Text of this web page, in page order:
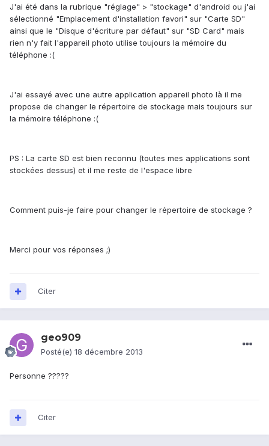
J'ai été dans la rubrique "réglage" > "stockage" d'android ou j'ai
sélectionné "Emplacement d'installation favori" sur "Carte SD"
ainsi que le "Disque d'écriture par défaut" sur "SD Card" mais
rien n'y fait l'appareil photo utilise toujours la mémoire du
téléphone :(
J'ai essayé avec une autre application appareil photo là il me
propose de changer le répertoire de stockage mais toujours sur
la mémoire téléphone :(
PS : La carte SD est bien reconnu (toutes mes applications sont
stockées dessus) et il me reste de l'espace libre
Comment puis-je faire pour changer le répertoire de stockage ?
Merci pour vos réponses ;)
Citer
geo909
Posté(e) 18 décembre 2013
Personne ?????
Citer